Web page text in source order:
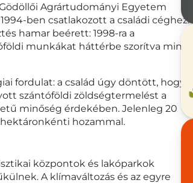
Agrártudományi Egyetem
ben csatlakozott a családi céghez. A
hamar beérett: 1998-ra a
munkákat háttérbe szorítva
fordulat: a család úgy döntött, hogy a
szántóföldi zöldségtermelést a
minőség érdekében. Jelenleg 20
hozammal.
központok és lakóparkok
A klímaváltozás és az egyre